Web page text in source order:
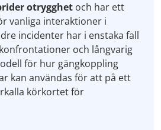
otrygghet och har ett
vanliga interaktioner i
incidenter har i enstaka fall
och långvarig
för hur gängkoppling
kan användas för att på ett
körkortet för